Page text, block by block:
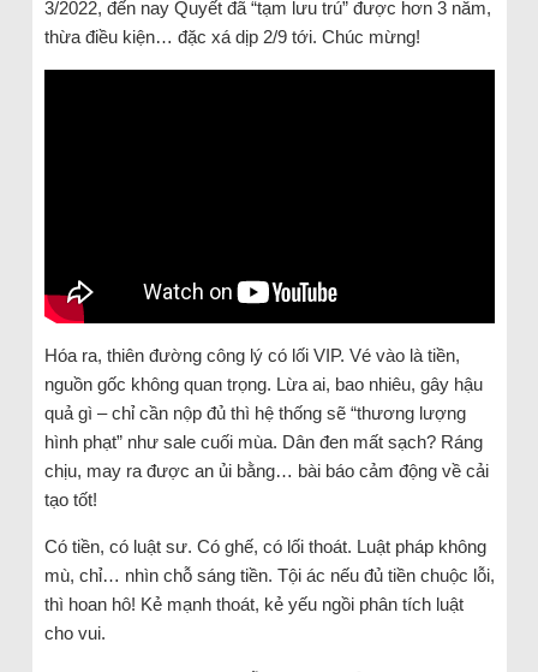
3/2022, đến nay Quyết đã “tạm lưu trú” được hơn 3 năm,
thừa điều kiện… đặc xá dịp 2/9 tới. Chúc mừng!
Hóa ra, thiên đường công lý có lối VIP. Vé vào là tiền,
nguồn gốc không quan trọng. Lừa ai, bao nhiêu, gây hậu
quả gì – chỉ cần nộp đủ thì hệ thống sẽ “thương lượng
hình phạt” như sale cuối mùa. Dân đen mất sạch? Ráng
chịu, may ra được an ủi bằng… bài báo cảm động về cải
tạo tốt!
Có tiền, có luật sư. Có ghế, có lối thoát. Luật pháp không
mù, chỉ… nhìn chỗ sáng tiền. Tội ác nếu đủ tiền chuộc lỗi,
thì hoan hô! Kẻ mạnh thoát, kẻ yếu ngồi phân tích luật
cho vui.